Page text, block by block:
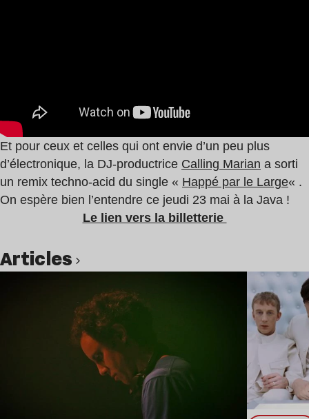
Et pour ceux et celles qui ont envie d’un peu plus
d’électronique, la DJ-productrice Calling Marian a sorti
un remix techno-acid du single « Happé par le Large« .
On espère bien l’entendre ce jeudi 23 mai à la Java !
Le lien vers la billetterie
Articles